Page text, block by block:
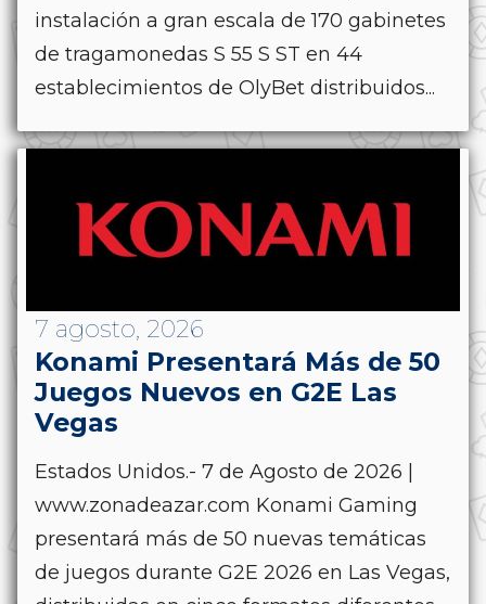
instalación a gran escala de 170 gabinetes
de tragamonedas S 55 S ST en 44
establecimientos de OlyBet distribuidos...
7 agosto, 2026
Konami Presentará Más de 50
Juegos Nuevos en G2E Las
Vegas
Estados Unidos.- 7 de Agosto de 2026 |
www.zonadeazar.com Konami Gaming
presentará más de 50 nuevas temáticas
de juegos durante G2E 2026 en Las Vegas,